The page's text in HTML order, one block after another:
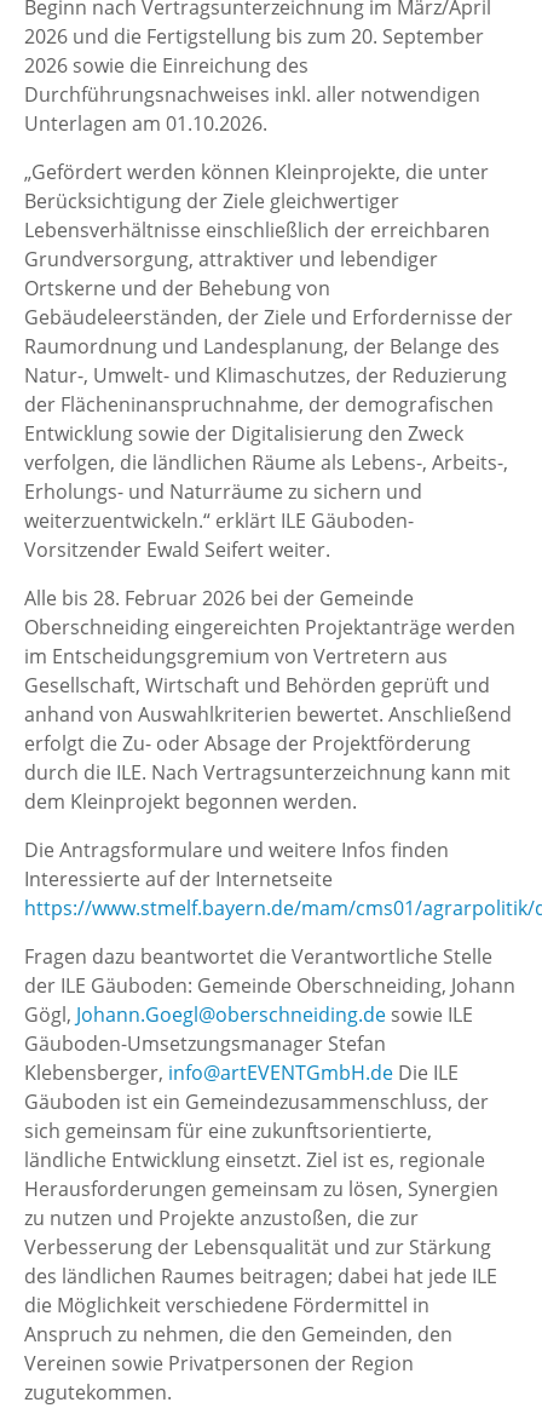
Beginn nach Vertragsunterzeichnung im März/April
2026 und die Fertigstellung bis zum 20. September
2026 sowie die Einreichung des
Durchführungsnachweises inkl. aller notwendigen
Unterlagen am 01.10.2026.
„Gefördert werden können Kleinprojekte, die unter
Berücksichtigung der Ziele gleichwertiger
Lebensverhältnisse einschließlich der erreichbaren
Grundversorgung, attraktiver und lebendiger
Ortskerne und der Behebung von
Gebäudeleerständen, der Ziele und Erfordernisse der
Raumordnung und Landesplanung, der Belange des
Natur-, Umwelt- und Klimaschutzes, der Reduzierung
der Flächeninanspruchnahme, der demografischen
Entwicklung sowie der Digitalisierung den Zweck
verfolgen, die ländlichen Räume als Lebens-, Arbeits-,
Erholungs- und Naturräume zu sichern und
weiterzuentwickeln.“ erklärt ILE Gäuboden-
Vorsitzender Ewald Seifert weiter.
Alle bis 28. Februar 2026 bei der Gemeinde
Oberschneiding eingereichten Projektanträge werden
im Entscheidungsgremium von Vertretern aus
Gesellschaft, Wirtschaft und Behörden geprüft und
anhand von Auswahlkriterien bewertet. Anschließend
erfolgt die Zu- oder Absage der Projektförderung
durch die ILE. Nach Vertragsunterzeichnung kann mit
dem Kleinprojekt begonnen werden.
Die Antragsformulare und weitere Infos finden
Interessierte auf der Internetseite
https://www.stmelf.bayern.de/mam/cms01/
Fragen dazu beantwortet die Verantwortliche Stelle
der ILE Gäuboden: Gemeinde Oberschneiding, Johann
Gögl, Johann.Goegl@oberschneiding.de sowie ILE
Gäuboden-Umsetzungsmanager Stefan
Klebensberger, info@artEVENTGmbH.de Die ILE
Gäuboden ist ein Gemeindezusammenschluss, der
sich gemeinsam für eine zukunftsorientierte,
ländliche Entwicklung einsetzt. Ziel ist es, regionale
Herausforderungen gemeinsam zu lösen, Synergien
zu nutzen und Projekte anzustoßen, die zur
Verbesserung der Lebensqualität und zur Stärkung
des ländlichen Raumes beitragen; dabei hat jede ILE
die Möglichkeit verschiedene Fördermittel in
Anspruch zu nehmen, die den Gemeinden, den
Vereinen sowie Privatpersonen der Region
zugutekommen.